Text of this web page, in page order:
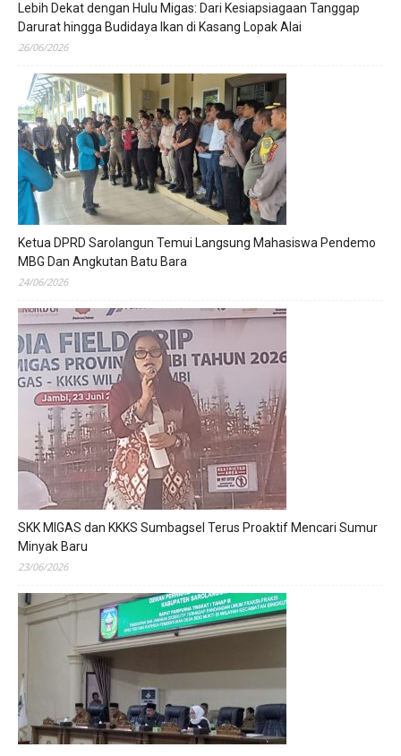
Lebih Dekat dengan Hulu Migas: Dari Kesiapsiagaan Tanggap
Darurat hingga Budidaya Ikan di Kasang Lopak Alai
26/06/2026
Ketua DPRD Sarolangun Temui Langsung Mahasiswa Pendemo
MBG Dan Angkutan Batu Bara
24/06/2026
SKK MIGAS dan KKKS Sumbagsel Terus Proaktif Mencari Sumur
Minyak Baru
23/06/2026